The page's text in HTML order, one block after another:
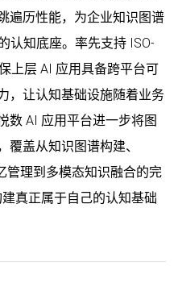
遍历性能，为企业知识图谱
认知底座。率先支持 ISO-
上层 AI 应用具备跨平台可
，让认知基础设施随着业务
数 AI 应用平台进一步将图
盖从知识图谱构建、
管理到多模态知识融合的完
真正属于自己的认知基础